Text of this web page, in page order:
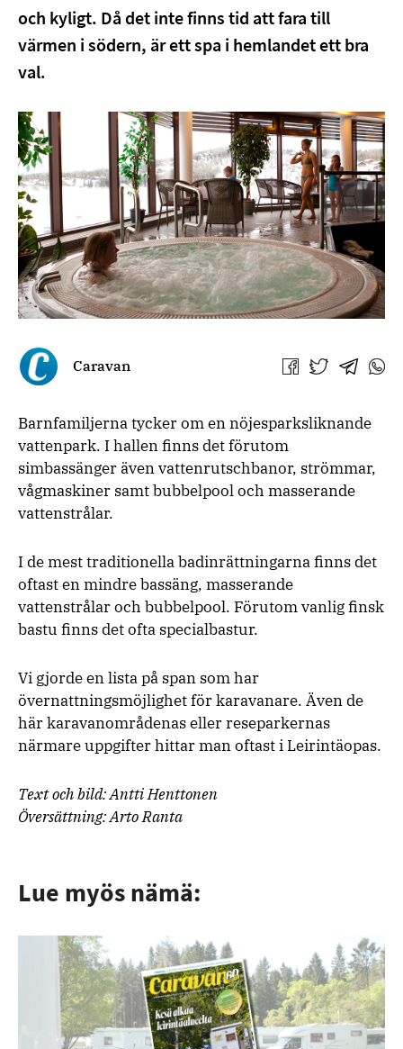
och kyligt. Då det inte finns tid att fara till
värmen i södern, är ett spa i hemlandet ett bra
val.
Caravan
Jaa Jaa Jaa Jaa
Barnfamiljerna tycker om en nöjesparksliknande
vattenpark. I hallen finns det förutom
simbassänger även vattenrutschbanor, strömmar,
vågmaskiner samt bubbelpool och masserande
vattenstrålar.
I de mest traditionella badinrättningarna finns det
oftast en mindre bassäng, masserande
vattenstrålar och bubbelpool. Förutom vanlig finsk
bastu finns det ofta specialbastur.
Vi gjorde en lista på span som har
övernattningsmöjlighet för karavanare. Även de
här karavanområdenas eller reseparkernas
närmare uppgifter hittar man oftast i Leirintäopas.
Text och bild: Antti Henttonen
Översättning: Arto Ranta
Lue myös nämä: